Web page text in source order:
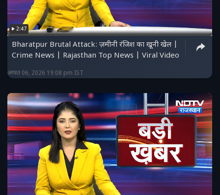
2:47
Bharatpur Brutal Attack: ज़मीनी रंजिश का खूनी खेल |
Crime News | Rajasthan Top News | Viral Video
अगस्त 06, 2026 19:08 pm IST